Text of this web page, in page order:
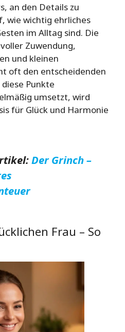
an den Details zu
wie wichtig ehrliches
im Alltag sind. Die
Zuwendung,
und kleinen
oft den entscheidenden
Punkte
umsetzt, wird
für Glück und Harmonie
Der Grinch –
Frau – So